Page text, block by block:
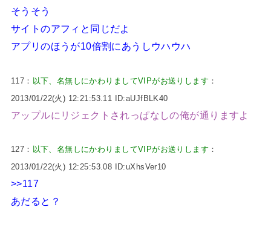
そうそう
サイトのアフィと同じだよ
アプリのほうが10倍割にあうしウハウハ
117： 以下、名無しにかわりましてVIPがお送りします ：
2013/01/22(火) 12:21:53.11 ID:aUJfBLK40
アップルにリジェクトされっぱなしの俺が通りますよ
127： 以下、名無しにかわりましてVIPがお送りします ：
2013/01/22(火) 12:25:53.08 ID:uXhsVer10
>>117
あだると？